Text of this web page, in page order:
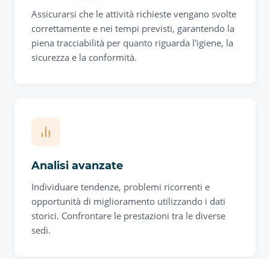
Assicurarsi che le attività richieste vengano svolte
correttamente e nei tempi previsti, garantendo la
piena tracciabilità per quanto riguarda l'igiene, la
sicurezza e la conformità.
Analisi avanzate
Individuare tendenze, problemi ricorrenti e
opportunità di miglioramento utilizzando i dati
storici. Confrontare le prestazioni tra le diverse
sedi.